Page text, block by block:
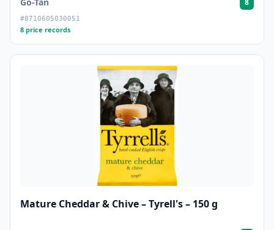
8
#8710605030051
8 price records
Mature Cheddar & Chive – Tyrell's – 150 g